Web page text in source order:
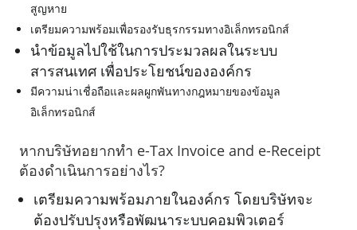
สูญหาย
เตรียมความพร้อมเพื่อรองรับธุรกรรมทางอิเล็กทรอนิกส์
นำข้อมูลไปใช้ในการประมวลผลในระบบ
สารสนเทศ เพื่อประโยชน์ขององค์กร
มีความน่าเชื่อถือและผลผูกพันทางกฎหมายของข้อมูล
อิเล็กทรอนิกส์
หากบริษัทอยากทำ e-Tax Invoice and e-Receipt
ต้องดำเนินการอย่างไร?
เตรียมความพร้อมภายในองค์กร โดยบริษัทจะ
ต้องปรับปรุงหรือพัฒนาระบบคอมพิวเตอร์